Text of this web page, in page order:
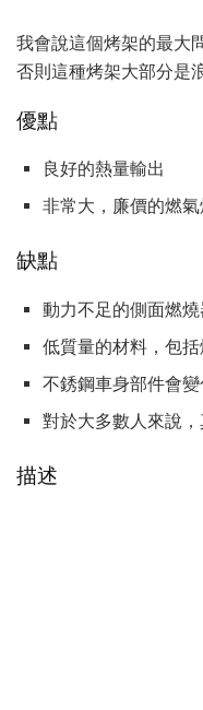
我會說這個烤架的最大
否則這種烤架大部分是
優點
良好的熱量輸出
非常大，廉價的燃
缺點
動力不足的側面燃燒
低質量的材料，包
不銹鋼車身部件會
對於大多數人來說
描述